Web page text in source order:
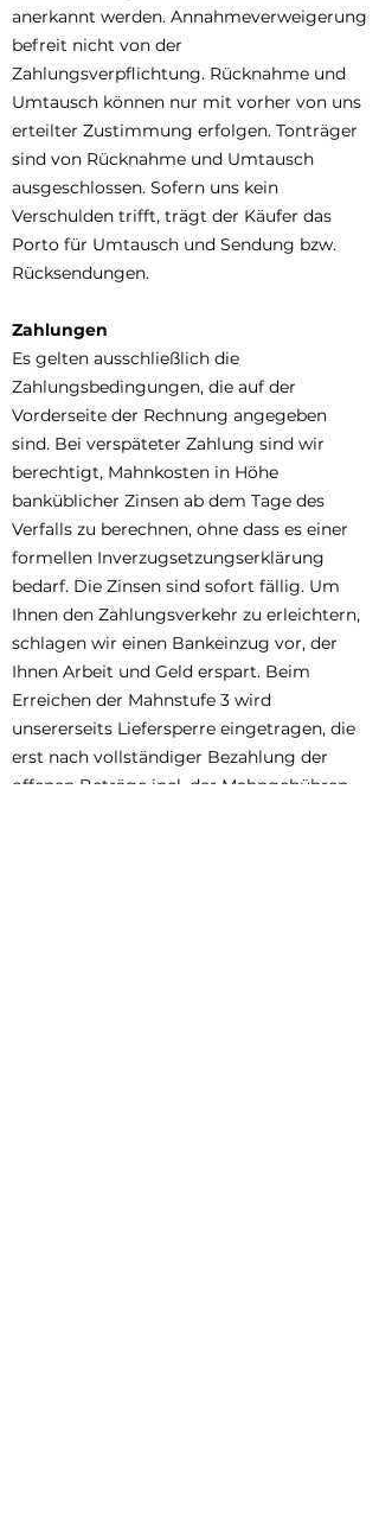
anerkannt werden. Annahmeverweigerung
befreit nicht von der
Zahlungsverpflichtung. Rücknahme und
Umtausch können nur mit vorher von uns
erteilter Zustimmung erfolgen. Tonträger
sind von Rücknahme und Umtausch
ausgeschlossen. Sofern uns kein
Verschulden trifft, trägt der Käufer das
Porto für Umtausch und Sendung bzw.
Rücksendungen.
Zahlungen
Es gelten ausschließlich die
Zahlungsbedingungen, die auf der
Vorderseite der Rechnung angegeben
sind. Bei verspäteter Zahlung sind wir
berechtigt, Mahnkosten in Höhe
banküblicher Zinsen ab dem Tage des
Verfalls zu berechnen, ohne dass es einer
formellen Inverzugsetzungserklärung
bedarf. Die Zinsen sind sofort fällig. Um
Ihnen den Zahlungsverkehr zu erleichtern,
schlagen wir einen Bankeinzug vor, der
Ihnen Arbeit und Geld erspart. Beim
Erreichen der Mahnstufe 3 wird
unsererseits Liefersperre eingetragen, die
erst nach vollständiger Bezahlung der
offenen Beträge incl. der Mahngebühren